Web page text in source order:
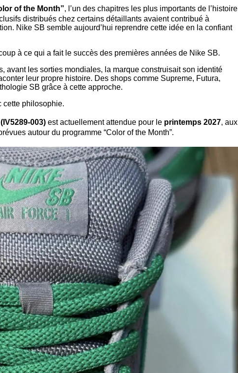
of the Month”, l’un des chapitres les plus importants de l’histoire
distribués chez certains détaillants avaient contribué à
Nike SB semble aujourd’hui reprendre cette idée en la confiant
à ce qui a fait le succès des premières années de Nike SB.
avant les sorties mondiales, la marque construisait son identité
leur propre histoire. Des shops comme Supreme, Futura,
SB grâce à cette approche.
cette philosophie.
003) est actuellement attendue pour le printemps 2027, aux
autour du programme “Color of the Month”.